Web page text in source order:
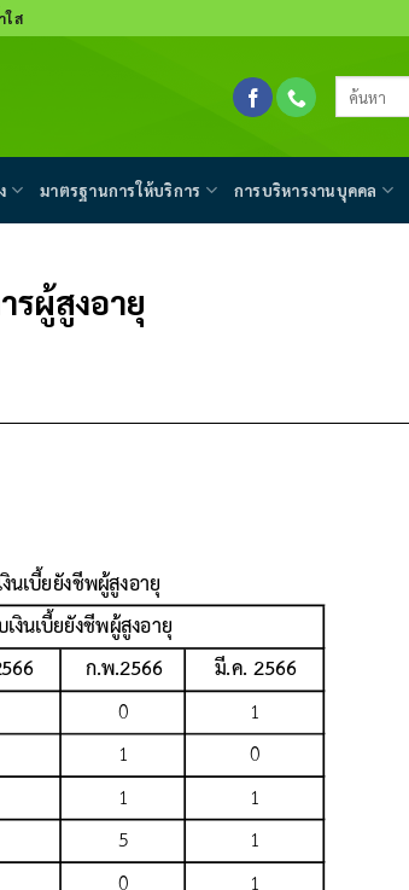
ใส
มาตรฐานการให้บริการ การบริหารงานบุคคล
รผู้สูงอายุ